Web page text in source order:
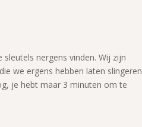
nergens vinden. Wij zijn
we ergens hebben laten
je hebt maar 3 minuten om te